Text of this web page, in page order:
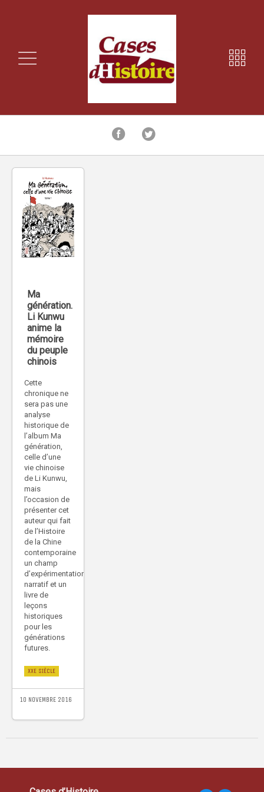
Ma
génération.
Li Kunwu
anime la
mémoire
du peuple
chinois
Cette
chronique ne
sera pas une
analyse
historique de
l’album Ma
génération,
celle d’une
vie chinoise
de Li Kunwu,
mais
l’occasion de
présenter cet
auteur qui fait
de l’Histoire
de la Chine
contemporaine
un champ
d’expérimentation
narratif et un
livre de
leçons
historiques
pour les
générations
futures.
XXE SIÈCLE
10 NOVEMBRE 2016